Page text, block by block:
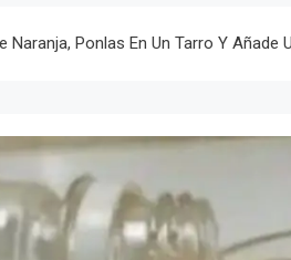
Naranja, Ponlas En Un Tarro Y Añade